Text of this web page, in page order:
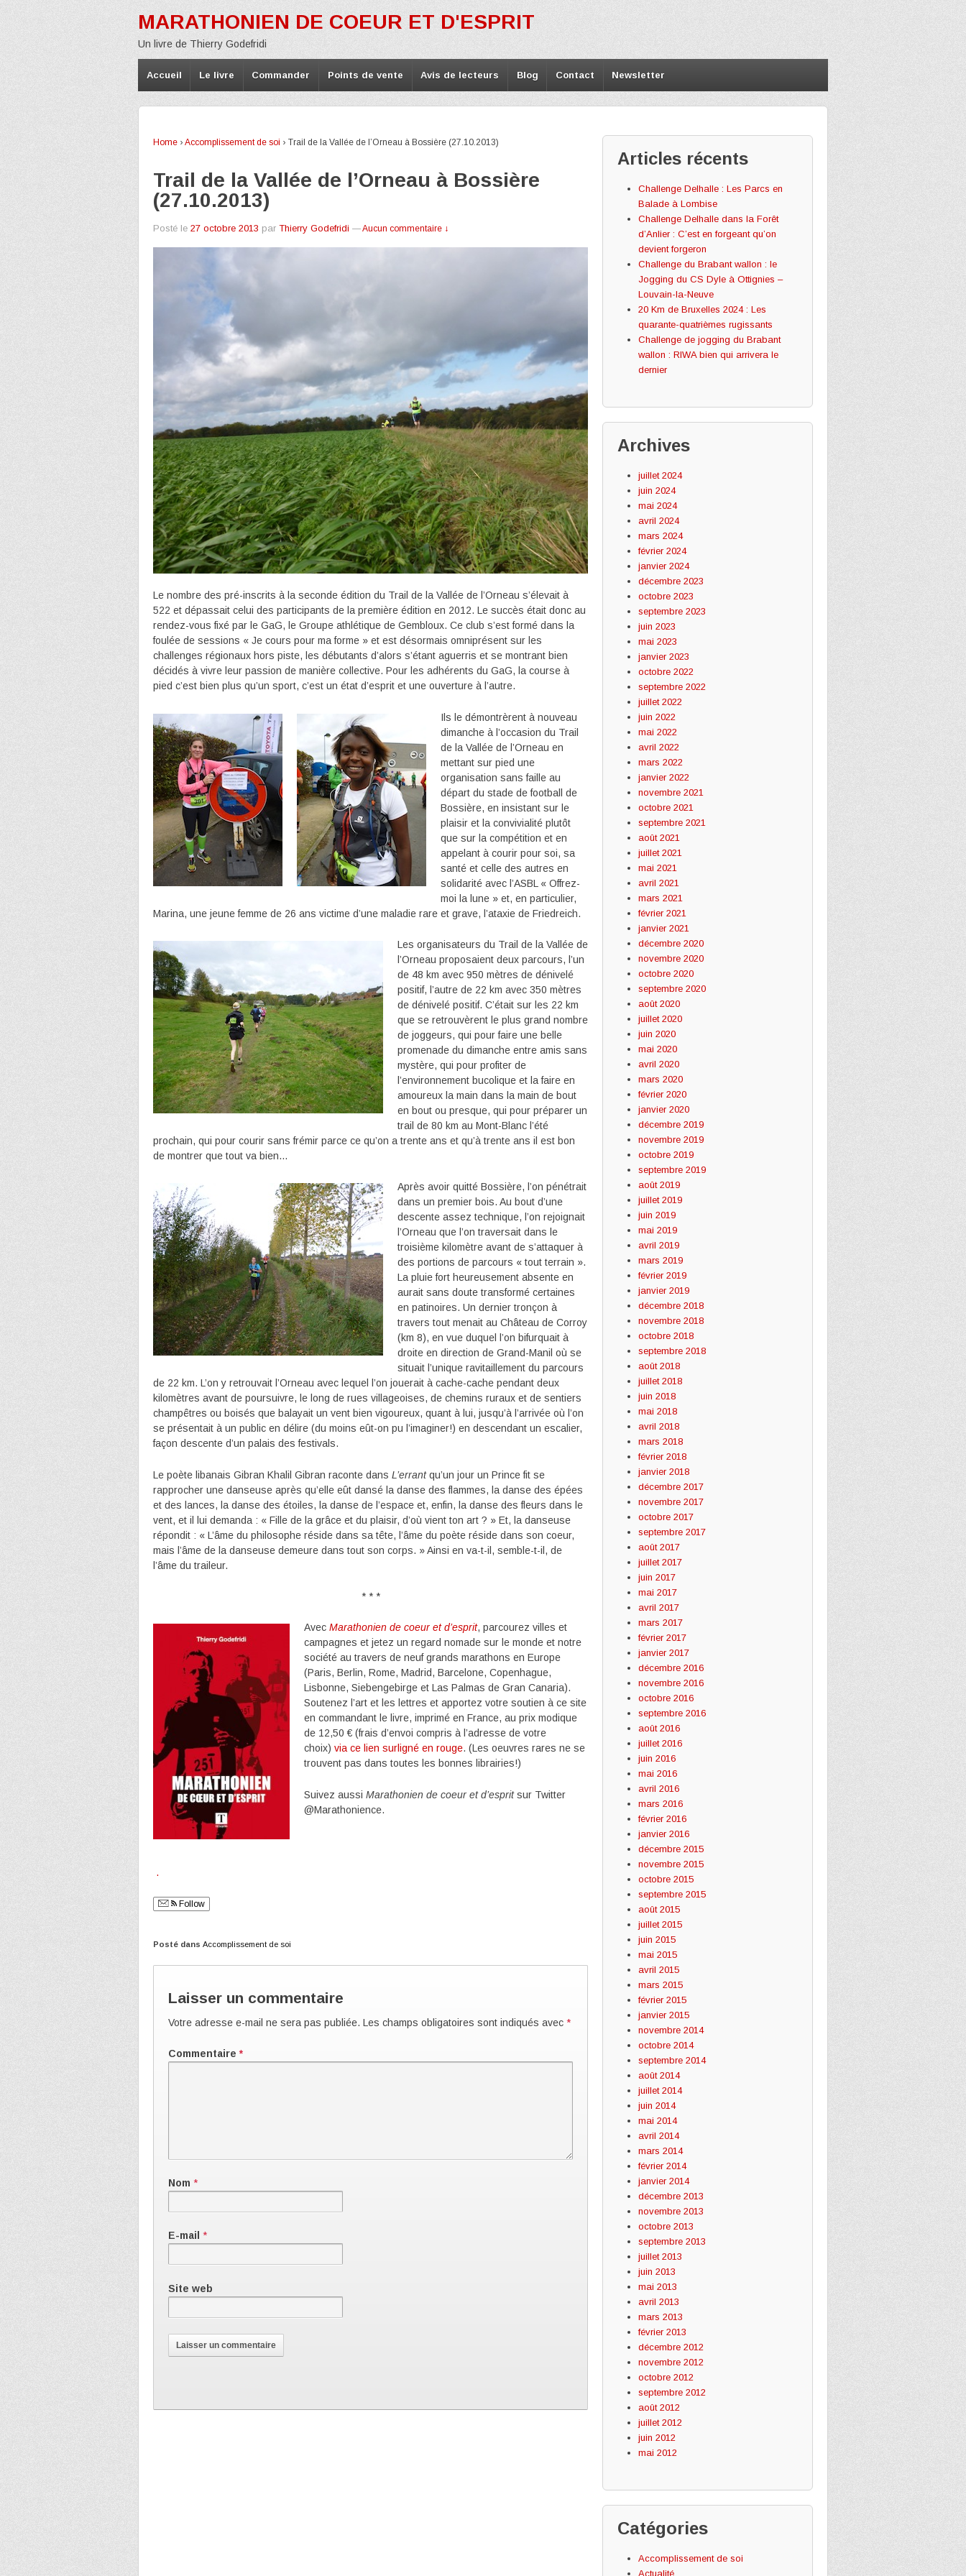
MARATHONIEN DE COEUR ET D'ESPRIT
Un livre de Thierry Godefridi
Accueil Le livre Commander Points de vente Avis de lecteurs Blog Contact Newsletter
Home › Accomplissement de soi › Trail de la Vallée de l’Orneau à Bossière (27.10.2013)
Trail de la Vallée de l’Orneau à Bossière
(27.10.2013)
Posté le 27 octobre 2013 par Thierry Godefridi —Aucun commentaire ↓
Le nombre des pré-inscrits à la seconde édition du Trail de la Vallée de l’Orneau s’élevait à
522 et dépassait celui des participants de la première édition en 2012. Le succès était donc au
rendez-vous fixé par le GaG, le Groupe athlétique de Gembloux. Ce club s’est formé dans la
foulée de sessions « Je cours pour ma forme » et est désormais omniprésent sur les
challenges régionaux hors piste, les débutants d’alors s’étant aguerris et se montrant bien
décidés à vivre leur passion de manière collective. Pour les adhérents du GaG, la course à
pied c’est bien plus qu’un sport, c’est un état d’esprit et une ouverture à l’autre.
Ils le démontrèrent à nouveau
dimanche à l’occasion du Trail
de la Vallée de l’Orneau en
mettant sur pied une
organisation sans faille au
départ du stade de football de
Bossière, en insistant sur le
plaisir et la convivialité plutôt
que sur la compétition et en
appelant à courir pour soi, sa
santé et celle des autres en
solidarité avec l’ASBL « Offrez-
moi la lune » et, en particulier,
Marina, une jeune femme de 26 ans victime d’une maladie rare et grave, l’ataxie de Friedreich.
Les organisateurs du Trail de la Vallée de
l’Orneau proposaient deux parcours, l’un
de 48 km avec 950 mètres de dénivelé
positif, l’autre de 22 km avec 350 mètres
de dénivelé positif. C’était sur les 22 km
que se retrouvèrent le plus grand nombre
de joggeurs, qui pour faire une belle
promenade du dimanche entre amis sans
mystère, qui pour profiter de
l’environnement bucolique et la faire en
amoureux la main dans la main de bout
en bout ou presque, qui pour préparer un
trail de 80 km au Mont-Blanc l’été
prochain, qui pour courir sans frémir parce ce qu’on a trente ans et qu’à trente ans il est bon
de montrer que tout va bien…
Après avoir quitté Bossière, l’on pénétrait
dans un premier bois. Au bout d’une
descente assez technique, l’on rejoignait
l’Orneau que l’on traversait dans le
troisième kilomètre avant de s’attaquer à
des portions de parcours « tout terrain ».
La pluie fort heureusement absente en
aurait sans doute transformé certaines
en patinoires. Un dernier tronçon à
travers tout menait au Château de Corroy
(km 8), en vue duquel l’on bifurquait à
droite en direction de Grand-Manil où se
situait l’unique ravitaillement du parcours
de 22 km. L’on y retrouvait l’Orneau avec lequel l’on jouerait à cache-cache pendant deux
kilomètres avant de poursuivre, le long de rues villageoises, de chemins ruraux et de sentiers
champêtres ou boisés que balayait un vent bien vigoureux, quant à lui, jusqu’à l’arrivée où l’on
se présentait à un public en délire (du moins eût-on pu l’imaginer!) en descendant un escalier,
façon descente d’un palais des festivals.
Le poète libanais Gibran Khalil Gibran raconte dans L’errantqu’un jour un Prince fit se
rapprocher une danseuse après qu’elle eût dansé la danse des flammes, la danse des épées
et des lances, la danse des étoiles, la danse de l’espace et, enfin, la danse des fleurs dans le
vent, et il lui demanda : « Fille de la grâce et du plaisir, d’où vient ton art ? » Et, la danseuse
répondit : « L’âme du philosophe réside dans sa tête, l’âme du poète réside dans son coeur,
mais l’âme de la danseuse demeure dans tout son corps. » Ainsi en va-t-il, semble-t-il, de
l’âme du traileur.
* * *
Avec Marathonien de coeur et d’esprit, parcourez villes et
campagnes et jetez un regard nomade sur le monde et notre
société au travers de neuf grands marathons en Europe
(Paris, Berlin, Rome, Madrid, Barcelone, Copenhague,
Lisbonne, Siebengebirge et Las Palmas de Gran Canaria).
Soutenez l’art et les lettres et apportez votre soutien à ce site
en commandant le livre, imprimé en France, au prix modique
de 12,50 € (frais d’envoi compris à l’adresse de votre
choix) via ce lien surligné en rouge. (Les oeuvres rares ne se
trouvent pas dans toutes les bonnes librairies!)
Suivez aussi Marathonien de coeur et d’espritsur Twitter
@Marathonience.
.
Follow
Posté dans Accomplissement de soi
Laisser un commentaire
Votre adresse e-mail ne sera pas publiée. Les champs obligatoires sont indiqués avec *
Commentaire *
Nom *
E-mail *
Site web
Articles récents
Challenge Delhalle : Les Parcs en
Balade à Lombise
Challenge Delhalle dans la Forêt
d’Anlier : C’est en forgeant qu’on
devient forgeron
Challenge du Brabant wallon : le
Jogging du CS Dyle à Ottignies –
Louvain-la-Neuve
20 Km de Bruxelles 2024 : Les
quarante-quatrièmes rugissants
Challenge de jogging du Brabant
wallon : RIWA bien qui arrivera le
dernier
Archives
juillet 2024
juin 2024
mai 2024
avril 2024
mars 2024
février 2024
janvier 2024
décembre 2023
octobre 2023
septembre 2023
juin 2023
mai 2023
janvier 2023
octobre 2022
septembre 2022
juillet 2022
juin 2022
mai 2022
avril 2022
mars 2022
janvier 2022
novembre 2021
octobre 2021
septembre 2021
août 2021
juillet 2021
mai 2021
avril 2021
mars 2021
février 2021
janvier 2021
décembre 2020
novembre 2020
octobre 2020
septembre 2020
août 2020
juillet 2020
juin 2020
mai 2020
avril 2020
mars 2020
février 2020
janvier 2020
décembre 2019
novembre 2019
octobre 2019
septembre 2019
août 2019
juillet 2019
juin 2019
mai 2019
avril 2019
mars 2019
février 2019
janvier 2019
décembre 2018
novembre 2018
octobre 2018
septembre 2018
août 2018
juillet 2018
juin 2018
mai 2018
avril 2018
mars 2018
février 2018
janvier 2018
décembre 2017
novembre 2017
octobre 2017
septembre 2017
août 2017
juillet 2017
juin 2017
mai 2017
avril 2017
mars 2017
février 2017
janvier 2017
décembre 2016
novembre 2016
octobre 2016
septembre 2016
août 2016
juillet 2016
juin 2016
mai 2016
avril 2016
mars 2016
février 2016
janvier 2016
décembre 2015
novembre 2015
octobre 2015
septembre 2015
août 2015
juillet 2015
juin 2015
mai 2015
avril 2015
mars 2015
février 2015
janvier 2015
novembre 2014
octobre 2014
septembre 2014
août 2014
juillet 2014
juin 2014
mai 2014
avril 2014
mars 2014
février 2014
janvier 2014
décembre 2013
novembre 2013
octobre 2013
septembre 2013
juillet 2013
juin 2013
mai 2013
avril 2013
mars 2013
février 2013
décembre 2012
novembre 2012
octobre 2012
septembre 2012
août 2012
juillet 2012
juin 2012
mai 2012
Catégories
Accomplissement de soi
Actualité